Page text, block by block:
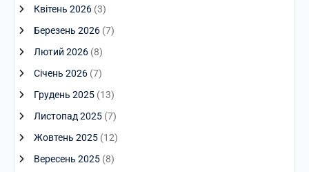
Квітень 2026(3)
Березень 2026(7)
Лютий 2026(8)
Січень 2026(7)
Грудень 2025(13)
Листопад 2025(7)
Жовтень 2025(12)
Вересень 2025(8)